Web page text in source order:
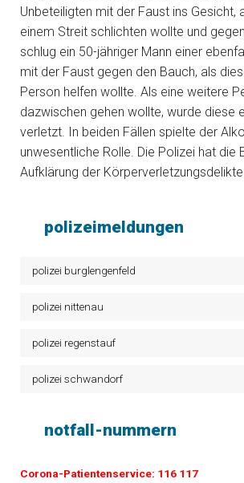
Unbeteiligten mit der Faust ins Gesicht,
einem Streit schlichten wollte und
schlug ein 50-jähriger Mann einer
mit der Faust gegen den Bauch, als
Person helfen wollte. Als eine weitere
dazwischen gehen wollte, wurde diese
verletzt. In beiden Fällen spielte der
unwesentliche Rolle. Die Polizei hat die
Aufklärung der
polizeimeldungen
polizei burglengenfeld
polizei nittenau
polizei regenstauf
polizei schwandorf
notfall-nummern
Corona-Patientenservice: 116 117